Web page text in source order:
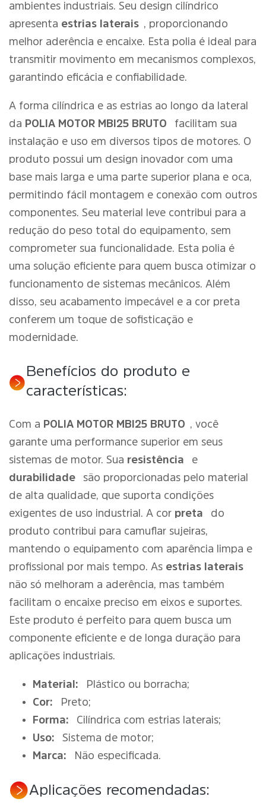
ambientes industriais. Seu design cilíndrico
apresenta estrias laterais , proporcionando
melhor aderência e encaixe. Esta polia é ideal para
transmitir movimento em mecanismos complexos,
garantindo eficácia e confiabilidade.
A forma cilíndrica e as estrias ao longo da lateral
da POLIA MOTOR MBI25 BRUTO
facilitam sua
instalação e uso em diversos tipos de motores. O
produto possui um design inovador com uma
base mais larga e uma parte superior plana e oca,
permitindo fácil montagem e conexão com outros
componentes. Seu material leve contribui para a
redução do peso total do equipamento, sem
comprometer sua funcionalidade. Esta polia é
uma solução eficiente para quem busca otimizar o
funcionamento de sistemas mecânicos. Além
disso, seu acabamento impecável e a cor preta
conferem um toque de sofisticação e
modernidade.
Benefícios do produto e
características:
Com a POLIA MOTOR MBI25 BRUTO , você
garante uma performance superior em seus
sistemas de motor. Sua resistência
e
durabilidade
são proporcionadas pelo material
de alta qualidade, que suporta condições
exigentes de uso industrial. A cor preta
do
produto contribui para camuflar sujeiras,
mantendo o equipamento com aparência limpa e
profissional por mais tempo. As estrias laterais
não só melhoram a aderência, mas também
facilitam o encaixe preciso em eixos e suportes.
Este produto é perfeito para quem busca um
componente eficiente e de longa duração para
aplicações industriais.
Material:
Plástico ou borracha;
Cor:
Preto;
Forma:
Cilíndrica com estrias laterais;
Uso:
Sistema de motor;
Marca:
Não especificada.
Aplicações recomendadas: